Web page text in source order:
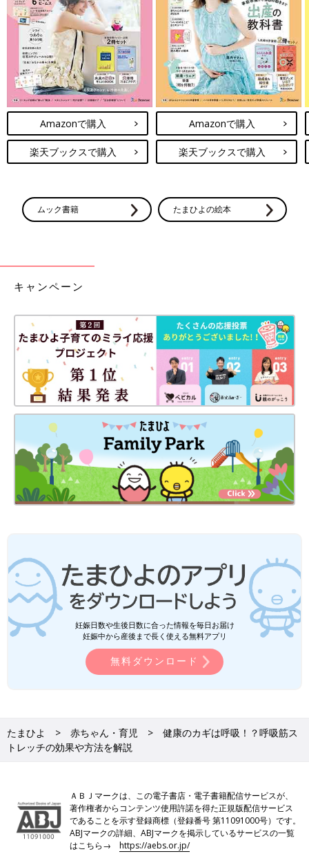
Amazonで購入
楽天ブックスで購入
Amazonで購入
楽天ブックスで購入
ムック書籍 たまひよの絵本
キャンペーン
妊娠日数や生後日数に合った情報を毎日お届け
妊娠中から産後まで長く使える無料アプリ
無料ダウンロード
たまひよ 赤ちゃん・育児
健康のカギは呼吸！？呼吸筋ス
トレッチの効果や方法を解説
ＡＢＪマークは、この電子書店・電子書籍配信サービスが、
著作権者からコンテンツ使用許諾を得た正規版配信サービス
であることを示す登録商標（登録番号 第11091000号）です。
ABJマークの詳細、ABJマークを掲示しているサービスの一覧
はこちら→https://aebs.or.jp/